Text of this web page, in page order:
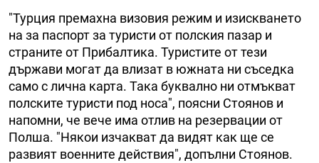
"Турция премахна визовия режим и изискването
на за паспорт за туристи от полския пазар и
страните от Прибалтика. Туристите от тези
държави могат да влизат в южната ни съседка
само с лична карта. Така буквално ни отмъкват
полските туристи под носа", поясни Стоянов и
напомни, че вече има отлив на резервации от
Полша. "Някои изчакват да видят как ще се
развият военните действия", допълни Стоянов.